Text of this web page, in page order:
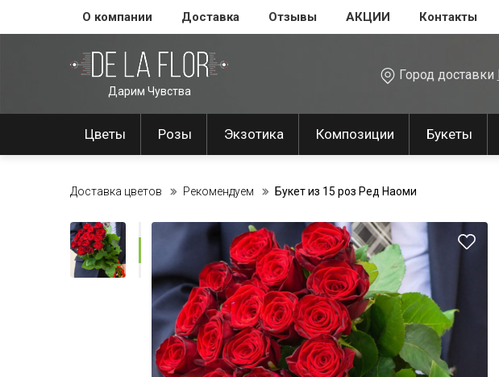
О компании Доставка Отзывы АКЦИИ Контакты
Дарим Чувства
Город доставки
Цветы Розы Экзотика Композиции Букеты
Доставка цветов Рекомендуем Букет из 15 роз Ред Наоми